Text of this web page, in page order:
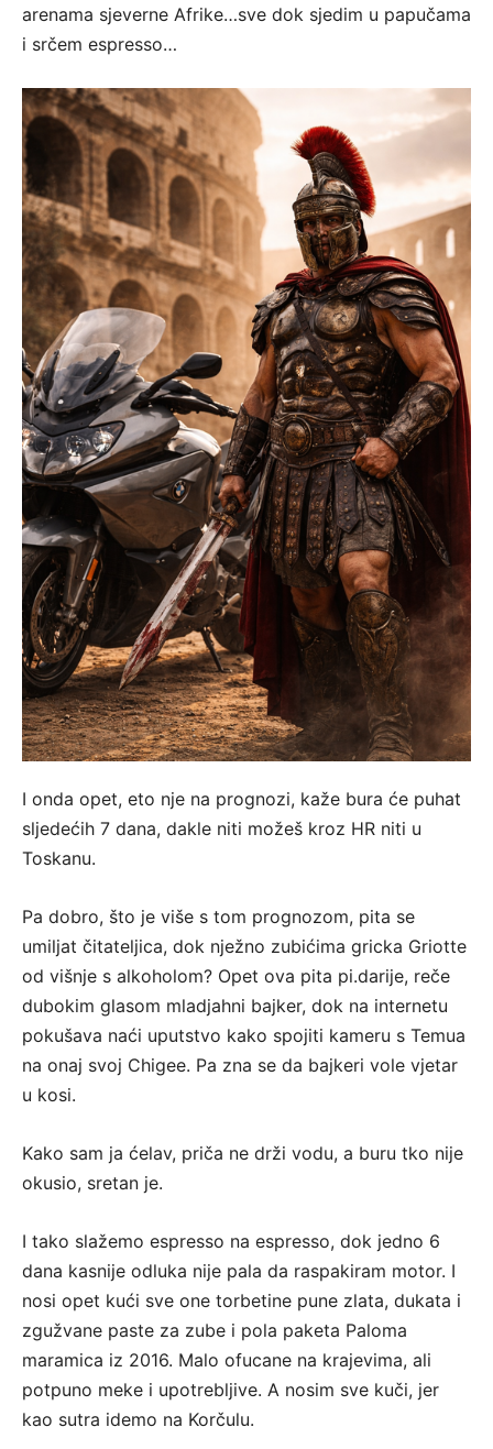
arenama sjeverne Afrike…sve dok sjedim u papučama
i srčem espresso…
I onda opet, eto nje na prognozi, kaže bura će puhat
sljedećih 7 dana, dakle niti možeš kroz HR niti u
Toskanu.
Pa dobro, što je više s tom prognozom, pita se
umiljat čitateljica, dok nježno zubićima gricka Griotte
od višnje s alkoholom? Opet ova pita pi.darije, reče
dubokim glasom mladjahni bajker, dok na internetu
pokušava naći uputstvo kako spojiti kameru s Temua
na onaj svoj Chigee. Pa zna se da bajkeri vole vjetar
u kosi.
Kako sam ja ćelav, priča ne drži vodu, a buru tko nije
okusio, sretan je.
I tako slažemo espresso na espresso, dok jedno 6
dana kasnije odluka nije pala da raspakiram motor. I
nosi opet kući sve one torbetine pune zlata, dukata i
zgužvane paste za zube i pola paketa Paloma
maramica iz 2016. Malo ofucane na krajevima, ali
potpuno meke i upotrebljive. A nosim sve kuči, jer
kao sutra idemo na Korčulu.